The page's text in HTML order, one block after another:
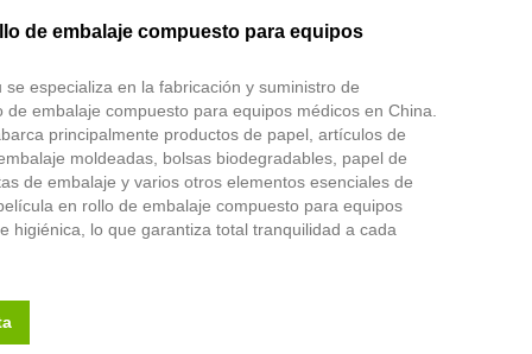
de embalaje compuesto para equipos
se especializa en la fabricación y suministro de
de embalaje compuesto para equipos médicos en China.
principalmente productos de papel, artículos de
moldeadas, bolsas biodegradables, papel de
de embalaje y varios otros elementos esenciales de
en rollo de embalaje compuesto para equipos
higiénica, lo que garantiza total tranquilidad a cada